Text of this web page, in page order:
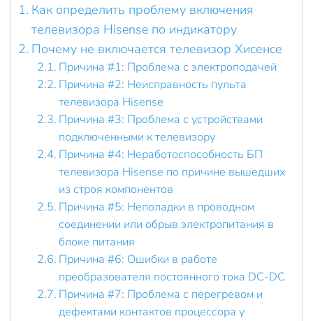
Как определить проблему включения
телевизора Hisense по индикатору
Почему не включается телевизор Хисенсе
Причина #1: Проблема с электроподачей
Причина #2: Неисправность пульта
телевизора Hisense
Причина #3: Проблема с устройствами
подключенными к телевизору
Причина #4: Неработоспособность БП
телевизора Hisense по причине вышедших
из строя компонентов
Причина #5: Неполадки в проводном
соединении или обрыв электропитания в
блоке питания
Причина #6: Ошибки в работе
преобразователя постоянного тока DC-DC
Причина #7: Проблема с перегревом и
дефектами контактов процессора у